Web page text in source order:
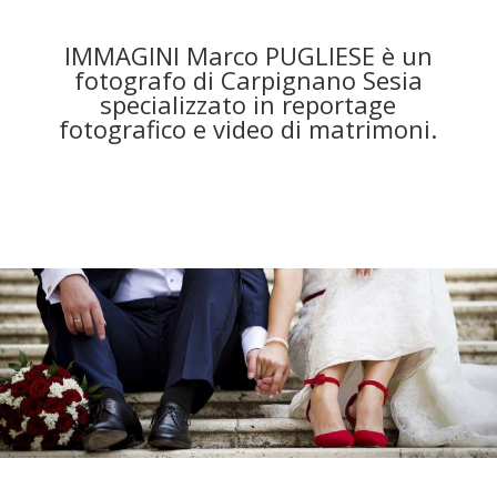
IMMAGINI Marco PUGLIESE è un
fotografo di Carpignano Sesia
specializzato in reportage
fotografico e video di matrimoni.